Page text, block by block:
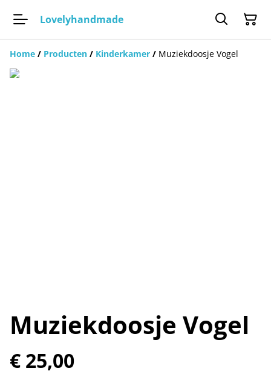
Lovelyhandmade
Home / Producten / Kinderkamer / Muziekdoosje Vogel
Muziekdoosje Vogel
€ 25,00